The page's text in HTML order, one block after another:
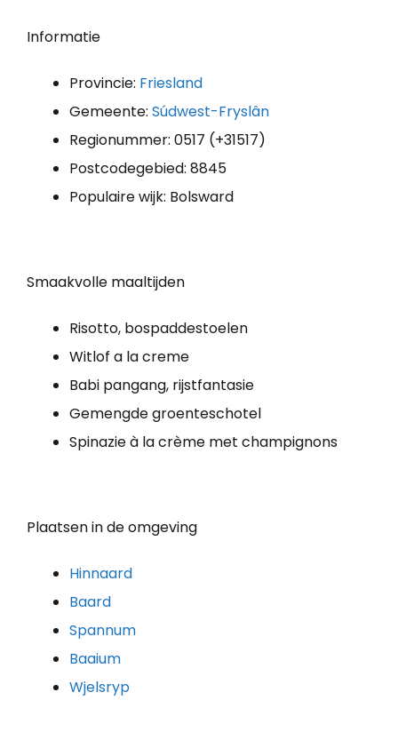
Informatie
Provincie: Friesland
Gemeente: Súdwest-Fryslân
Regionummer: 0517 (+31517)
Postcodegebied: 8845
Populaire wijk: Bolsward
Smaakvolle maaltijden
Risotto, bospaddestoelen
Witlof a la creme
Babi pangang, rijstfantasie
Gemengde groenteschotel
Spinazie à la crème met champignons
Plaatsen in de omgeving
Hinnaard
Baard
Spannum
Baaium
Wjelsryp